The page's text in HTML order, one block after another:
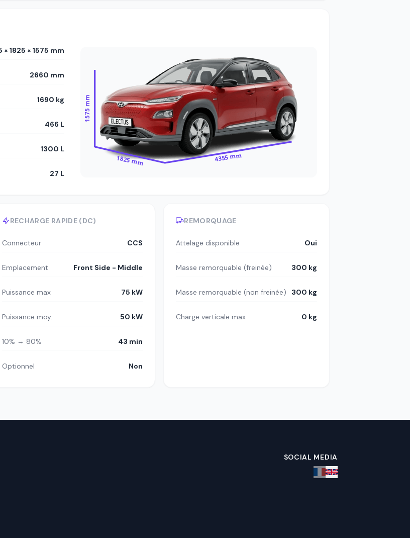
× 1825 × 1575 mm
2660 mm
1690 kg
466 L
1300 L
27 L
1575 mm
1825 mm 4355 mm
RECHARGE RAPIDE (DC)
Connecteur CCS
Emplacement Front Side - Middle
Puissance max 75 kW
Puissance moy. 50 kW
10% → 80% 43 min
Optionnel Non
REMORQUAGE
Attelage disponible Oui
Masse remorquable (freinée) 300 kg
Masse remorquable (non freinée) 300 kg
Charge verticale max 0 kg
SOCIAL MEDIA